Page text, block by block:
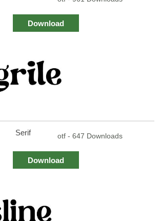
Download
Serif otf - 647 Downloads
Download